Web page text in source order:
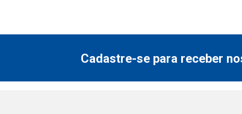
Cadastre-se para receber